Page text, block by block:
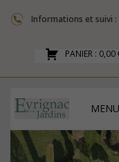
Informations et suivi :
PANIER : 0,00
MENU